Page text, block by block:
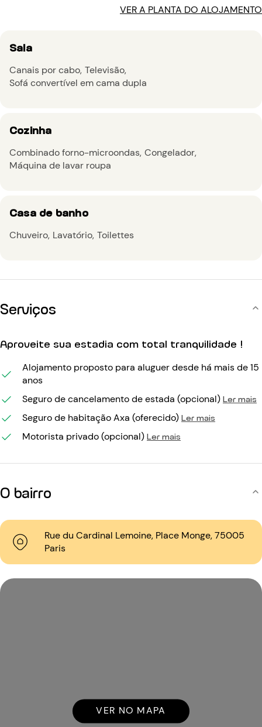
VER A PLANTA DO ALOJAMENTO
Sala
Canais por cabo Televisão
Sofá convertível em cama dupla
Cozinha
Combinado forno-microondas Congelador
Máquina de lavar roupa
Casa de banho
Chuveiro Lavatório Toilettes
Serviços
Aproveite sua estadia com total tranquilidade !
Alojamento proposto para aluguer desde há mais de 15
anos
Seguro de cancelamento de estada (opcional) Ler mais
Seguro de habitação Axa (oferecido) Ler mais
Motorista privado (opcional) Ler mais
O bairro
Rue du Cardinal Lemoine, Place Monge, 75005
Paris
VER NO MAPA